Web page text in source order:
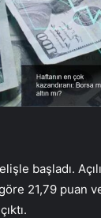
başladı.
21,79 puan